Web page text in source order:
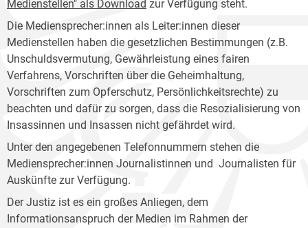
Medienstellen" als Download zur Verfügung steht.
Die Mediensprecher:innen als Leiter:innen dieser
Medienstellen haben die gesetzlichen Bestimmungen (z.B.
Unschuldsvermutung, Gewährleistung eines fairen
Verfahrens, Vorschriften über die Geheimhaltung,
Vorschriften zum Opferschutz, Persönlichkeitsrechte) zu
beachten und dafür zu sorgen, dass die Resozialisierung von
Insassinnen und Insassen nicht gefährdet wird.
Unter den angegebenen Telefonnummern stehen die
Mediensprecher:innen Journalistinnen und Journalisten für
Auskünfte zur Verfügung.
Der Justiz ist es ein großes Anliegen, dem
Informationsanspruch der Medien im Rahmen der